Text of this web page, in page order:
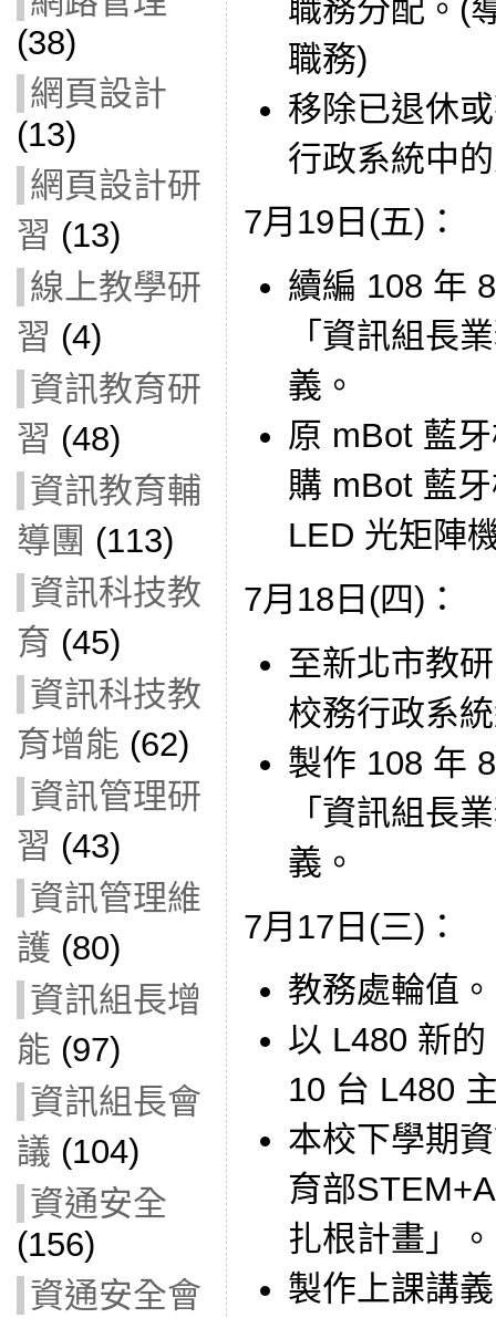
(38)
網頁設計
(13)
網頁設計研
習 (13)
線上教學研
習 (4)
資訊教育研
習 (48)
資訊教育輔
導團 (113)
資訊科技教
育 (45)
資訊科技教
育增能 (62)
資訊管理研
習 (43)
資訊管理維
護 (80)
資訊組長增
能 (97)
資訊組長會
議 (104)
資通安全
(156)
資通安全會
職務分配。(
職務)
移除已退休
行政系統中
7月19日(五)：
續編 108 年
「資訊組長
義。
原 mBot 藍
購 mBot 藍
LED 光矩陣
7月18日(四)：
至新北市教
校務行政系
製作 108 年
「資訊組長
義。
7月17日(三)：
教務處輪值。
以 L480 新
10 台 L480
本校下學期
育部
扎根計畫」。
製作上課講